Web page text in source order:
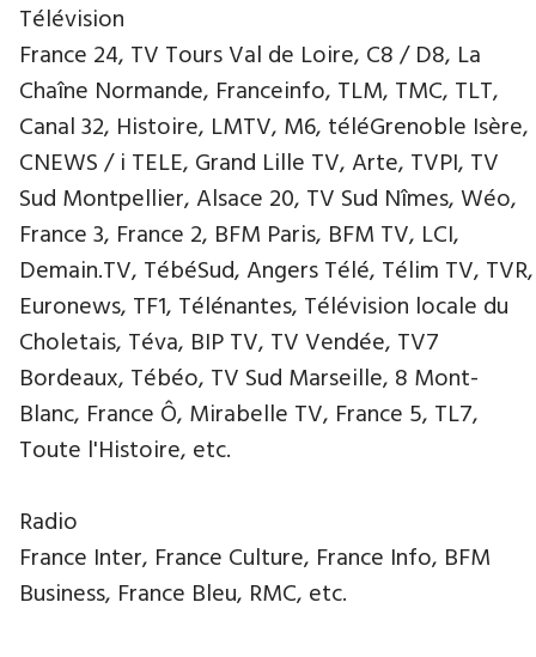
Télévision
France 24, TV Tours Val de Loire, C8 / D8, La
Chaîne Normande, Franceinfo, TLM, TMC, TLT,
Canal 32, Histoire, LMTV, M6, téléGrenoble Isère,
CNEWS / i TELE, Grand Lille TV, Arte, TVPI, TV
Sud Montpellier, Alsace 20, TV Sud Nîmes, Wéo,
France 3, France 2, BFM Paris, BFM TV, LCI,
Demain.TV, TébéSud, Angers Télé, Télim TV, TVR,
Euronews, TF1, Télénantes, Télévision locale du
Choletais, Téva, BIP TV, TV Vendée, TV7
Bordeaux, Tébéo, TV Sud Marseille, 8 Mont-
Blanc, France Ô, Mirabelle TV, France 5, TL7,
Toute l'Histoire, etc.
Radio
France Inter, France Culture, France Info, BFM
Business, France Bleu, RMC, etc.